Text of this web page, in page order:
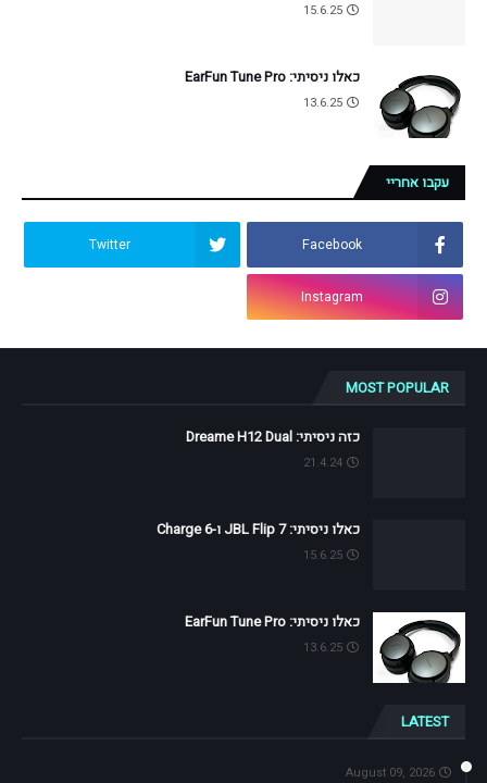
15.6.25
כאלו ניסיתי: EarFun Tune Pro
13.6.25
עקבו אחריי
Facebook
Twitter
Instagram
MOST POPULAR
כזה ניסיתי: Dreame H12 Dual
21.4.24
כאלו ניסיתי: JBL Flip 7 ו-Charge 6
15.6.25
כאלו ניסיתי: EarFun Tune Pro
13.6.25
LATEST
August 09, 2026